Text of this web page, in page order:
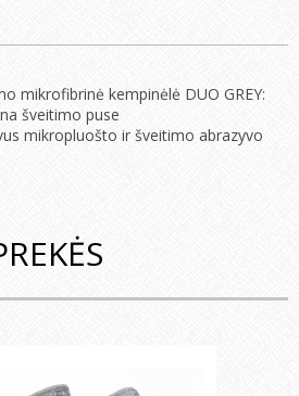
mikrofibrinė kempinėlė DUO GREY:
šveitimo puse
mikropluošto ir šveitimo abrazyvo